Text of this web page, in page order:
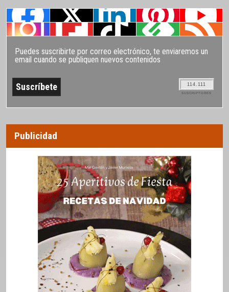
Puedes suscribirte por correo electrónico, te enviaremos un
email cuando se publiquen nuevos contenidos
114.111
SUSCRIPTORES
Publicidad